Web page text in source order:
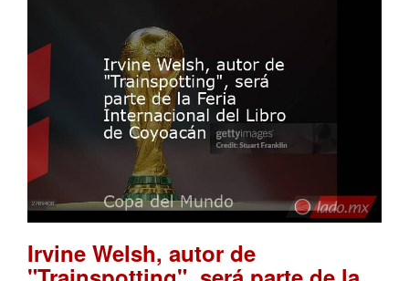
Irvine Welsh, autor de